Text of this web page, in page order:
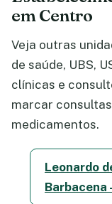
em Centro
Veja outras
de saúde, UBS,
clínicas e
marcar
medicamentos.
Leonardo
Barbacena